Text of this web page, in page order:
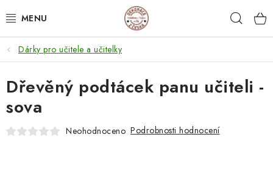
na
NEJPRODÁVANĚJŠÍ
SVATEBNÍ DARY/ DEKORACE 💍
DÁRKOVÉ BOXY A KRABIČKY
Dárky pro učitele a učitelky
Dřevěný podtácek panu učiteli -
sova
Neohodnoceno Podrobnosti hodnocení